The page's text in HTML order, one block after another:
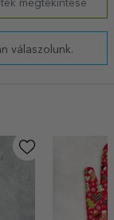
megtekintése
válaszolunk.